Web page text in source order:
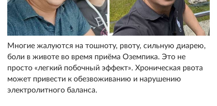
Многие жалуются на тошноту, рвоту, сильную диарею,
боли в животе во время приёма Оземпика. Это не
просто «легкий побочный эффект». Хроническая рвота
может привести к обезвоживанию и нарушению
электролитного баланса.